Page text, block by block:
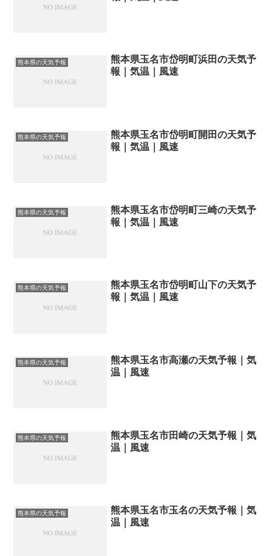
熊本県の天気予報
熊本県玉名市岱明町浜田の天気予
報｜気温｜風速
熊本県の天気予報
熊本県玉名市岱明町開田の天気予
報｜気温｜風速
熊本県の天気予報
熊本県玉名市岱明町三崎の天気予
報｜気温｜風速
熊本県の天気予報
熊本県玉名市岱明町山下の天気予
報｜気温｜風速
熊本県の天気予報
熊本県玉名市高瀬の天気予報｜気
温｜風速
熊本県の天気予報
熊本県玉名市田崎の天気予報｜気
温｜風速
熊本県の天気予報
熊本県玉名市玉名の天気予報｜気
温｜風速